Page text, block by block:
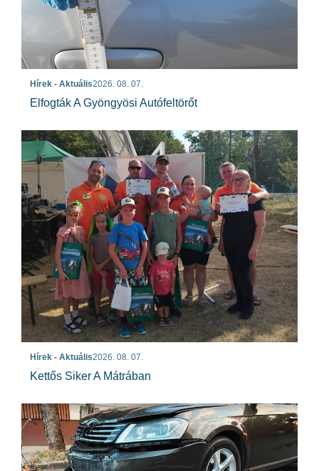
Hírek - Aktuális2026. 08. 07.
Elfogták A Gyöngyösi Autófeltörőt
Hírek - Aktuális2026. 08. 07.
Kettős Siker A Mátrában